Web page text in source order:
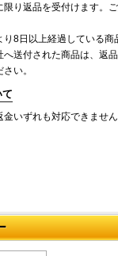
限り返品を受付けます。
り8日以上経過している商
へ送付された商品は、返
い。
金いずれも対応できませ